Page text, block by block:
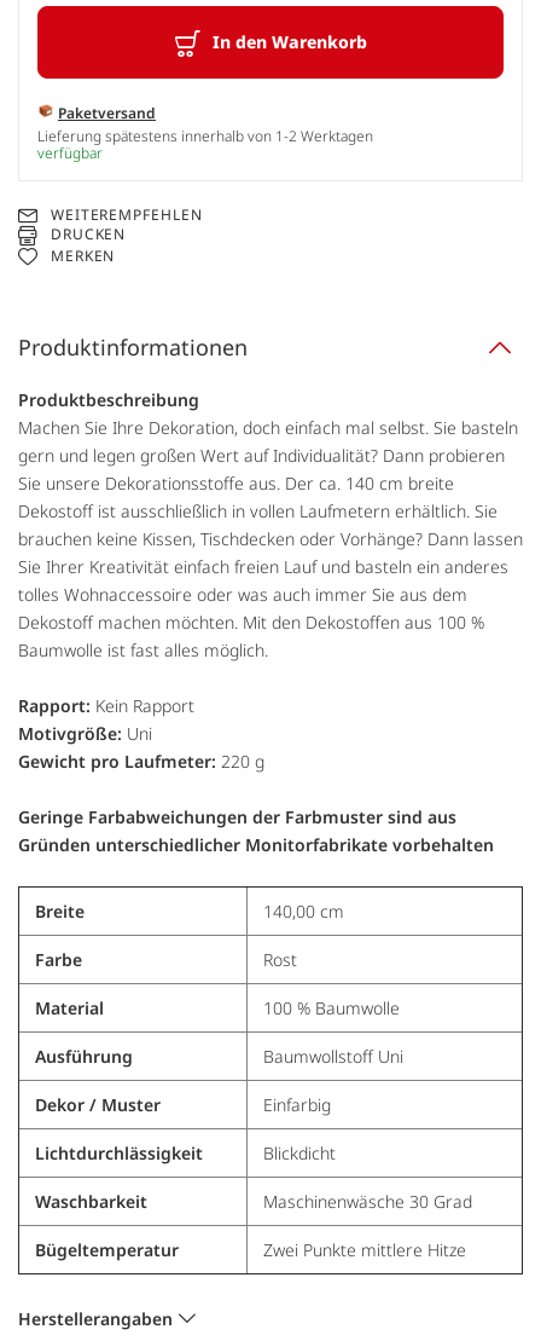
In den Warenkorb
Paketversand
Lieferung spätestens innerhalb von 1-2 Werktagen
verfügbar
WEITEREMPFEHLEN
DRUCKEN
MERKEN
Produktinformationen
Produktbeschreibung
Machen Sie Ihre Dekoration, doch einfach mal selbst. Sie basteln
gern und legen großen Wert auf Individualität? Dann probieren
Sie unsere Dekorationsstoffe aus. Der ca. 140 cm breite
Dekostoff ist ausschließlich in vollen Laufmetern erhältlich. Sie
brauchen keine Kissen, Tischdecken oder Vorhänge? Dann lassen
Sie Ihrer Kreativität einfach freien Lauf und basteln ein anderes
tolles Wohnaccessoire oder was auch immer Sie aus dem
Dekostoff machen möchten. Mit den Dekostoffen aus 100 %
Baumwolle ist fast alles möglich.
Rapport: Kein Rapport
Motivgröße: Uni
Gewicht pro Laufmeter: 220 g
Geringe Farbabweichungen der Farbmuster sind aus
Gründen unterschiedlicher Monitorfabrikate vorbehalten
Breite 140,00 cm
Farbe Rost
Material 100 % Baumwolle
Ausführung Baumwollstoff Uni
Dekor / Muster Einfarbig
Lichtdurchlässigkeit Blickdicht
Waschbarkeit Maschinenwäsche 30 Grad
Bügeltemperatur Zwei Punkte mittlere Hitze
Herstellerangaben